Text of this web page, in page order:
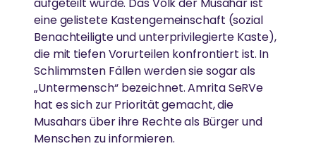
aufgeteilt wurde. Das Volk der Musahar ist
eine gelistete Kastengemeinschaft (sozial
Benachteiligte und unterprivilegierte Kaste),
die mit tiefen Vorurteilen konfrontiert ist. In
Schlimmsten Fällen werden sie sogar als
„Untermensch“ bezeichnet. Amrita SeRVe
hat es sich zur Priorität gemacht, die
Musahars über ihre Rechte als Bürger und
Menschen zu informieren.